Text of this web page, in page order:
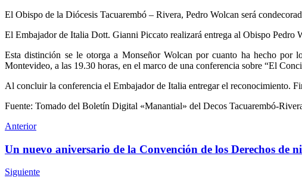
El Obispo de la Diócesis Tacuarembó – Rivera, Pedro Wolcan será
El Embajador de Italia Dott. Gianni Piccato realizará entrega al Obispo Pedro
Esta distinción se le otorga a Monseñor Wolcan por cuanto ha hecho
Montevideo, a las 19.30 horas, en el marco de una conferencia sobre “El
Al concluir la conferencia el Embajador de Italia entregar el reconocimiento.
Fuente: Tomado del Boletín Digital «Manantial» del Decos Tacuarembó-
Anterior
Un nuevo aniversario de la Convención de los Derechos de
Siguiente